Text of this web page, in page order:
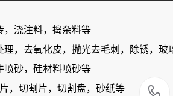
，浇注料，捣杂料等
理，去氧化皮，抛光去毛刺，除锈，
喷砂，硅材料喷砂等
，切割片，切割盘，砂纸等